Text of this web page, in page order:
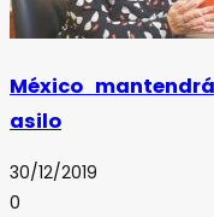
México
asilo
30/12/2019
0